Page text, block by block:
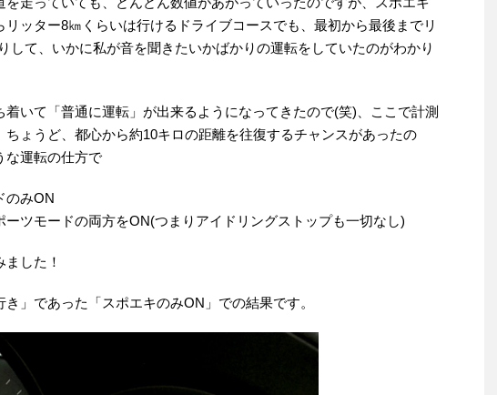
ッター8㎞くらいは行けるドライブコースでも、最初から最後までリ
して、いかに私が音を聞きたいかばかりの運転をしていたのがわかり
いて「普通に運転」が出来るようになってきたので(笑)、ここで計測
ちょうど、都心から約10キロの距離を往復するチャンスがあったの
な運転の仕方で
のみON
ーツモードの両方をON(つまりアイドリングストップも一切なし)
した！
」であった「スポエキのみON」での結果です。